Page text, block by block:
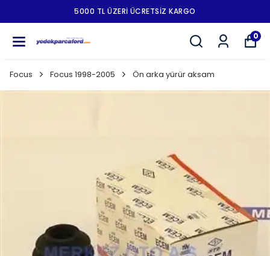
5000 TL ÜZERI ÜCRETSIZ KARGO
0
Focus Focus 1998-2005 Ön arka yürür aksam